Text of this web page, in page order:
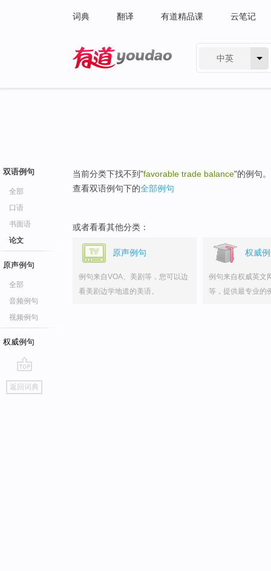
词典 翻译 有道精品课 云笔记
中英
双语例句
全部
口语
书面语
论文
原声例句
全部
音频例句
视频例句
权威例句
go
top
返回词典
当前分类下找不到"favorable trade balance"的例句。
查看双语例句下的全部例句
或者看看其他分类：
原声例句
例句来自VOA、美剧等，您可以边
看美剧边学地道的美语。
权威
例句来自权威英文
等，提供最专业的